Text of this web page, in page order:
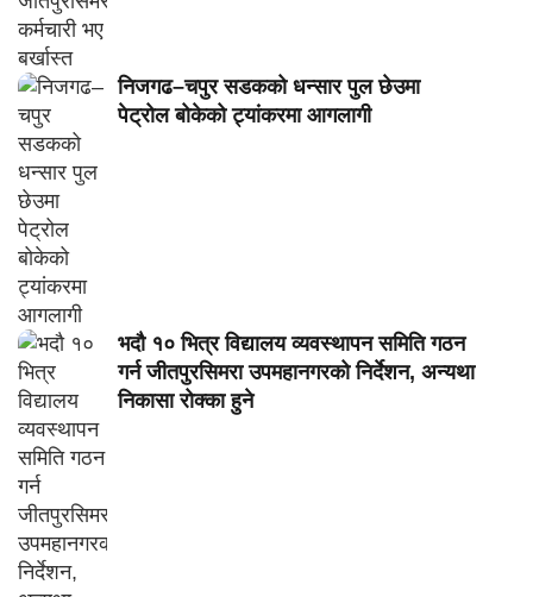
निजगढ–चपुर सडकको धन्सार पुल छेउमा
पेट्रोल बोकेको ट्यांकरमा आगलागी
भदौ १० भित्र विद्यालय व्यवस्थापन समिति गठन
गर्न जीतपुरसिमरा उपमहानगरको निर्देशन, अन्यथा
निकासा रोक्का हुने